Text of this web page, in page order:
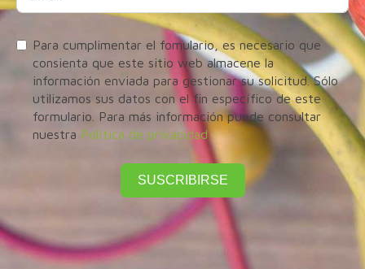
Para cumplimentar el fomulario, es necesario que
consienta que este sitio web almacene la
información enviada para gestionar su solicitud. Sólo
utilizamos sus datos con el fin específico de este
formulario. Para más información puede consultar
nuestra Política de privacidad
SUSCRIBIRSE